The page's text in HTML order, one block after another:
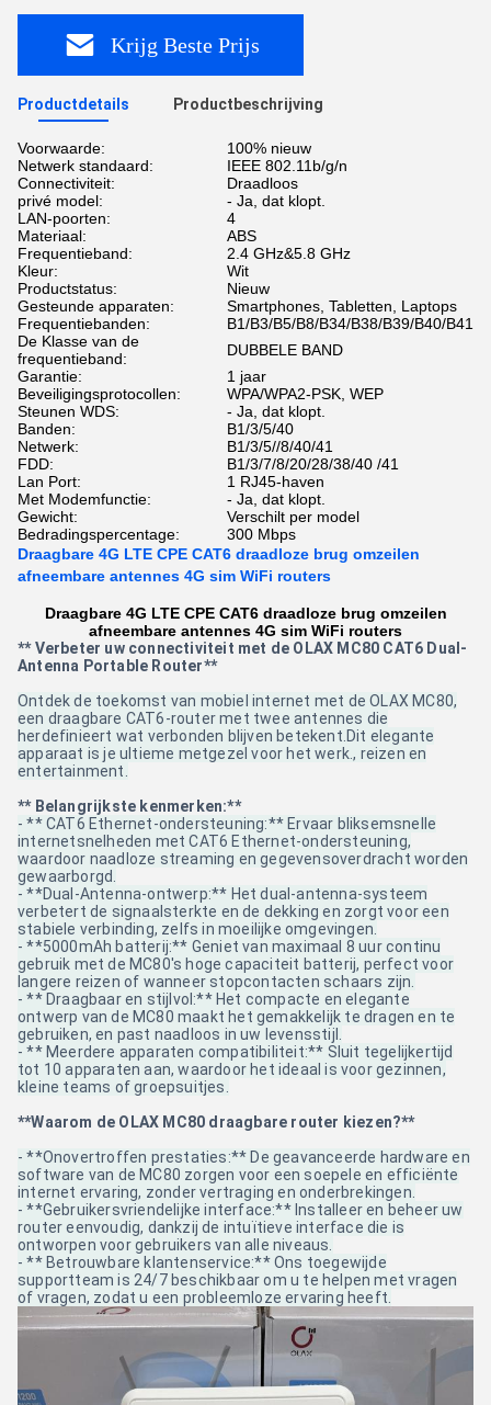
Krijg Beste Prijs
Productdetails Productbeschrijving
Voorwaarde:
100% nieuw
Netwerk standaard:
IEEE 802.11b/g/n
Connectiviteit:
Draadloos
privé model:
- Ja, dat klopt.
LAN-poorten:
4
Materiaal:
ABS
Frequentieband:
2.4 GHz&5.8 GHz
Kleur:
Wit
Productstatus:
Nieuw
Gesteunde apparaten:
Smartphones, Tabletten, Laptops
Frequentiebanden:
B1/B3/B5/B8/B34/B38/B39/B40/B41
De Klasse van de
frequentieband:
DUBBELE BAND
Garantie:
1 jaar
Beveiligingsprotocollen:
WPA/WPA2-PSK, WEP
Steunen WDS:
- Ja, dat klopt.
Banden:
B1/3/5/40
Netwerk:
B1/3/5//8/40/41
FDD:
B1/3/7/8/20/28/38/40 /41
Lan Port:
1 RJ45-haven
Met Modemfunctie:
- Ja, dat klopt.
Gewicht:
Verschilt per model
Bedradingspercentage:
300 Mbps
Draagbare 4G LTE CPE CAT6 draadloze brug omzeilen
afneembare antennes 4G sim WiFi routers
Draagbare 4G LTE CPE CAT6 draadloze brug omzeilen
afneembare antennes 4G sim WiFi routers
** Verbeter uw connectiviteit met de OLAX MC80 CAT6 Dual-
Antenna Portable Router**
Ontdek de toekomst van mobiel internet met de OLAX MC80,
een draagbare CAT6-router met twee antennes die
herdefinieert wat verbonden blijven betekent.Dit elegante
apparaat is je ultieme metgezel voor het werk., reizen en
entertainment.
** Belangrijkste kenmerken:**
- ** CAT6 Ethernet-ondersteuning:** Ervaar bliksemsnelle
internetsnelheden met CAT6 Ethernet-ondersteuning,
waardoor naadloze streaming en gegevensoverdracht worden
gewaarborgd.
- **Dual-Antenna-ontwerp:** Het dual-antenna-systeem
verbetert de signaalsterkte en de dekking en zorgt voor een
stabiele verbinding, zelfs in moeilijke omgevingen.
- **5000mAh batterij:** Geniet van maximaal 8 uur continu
gebruik met de MC80's hoge capaciteit batterij, perfect voor
langere reizen of wanneer stopcontacten schaars zijn.
- ** Draagbaar en stijlvol:** Het compacte en elegante
ontwerp van de MC80 maakt het gemakkelijk te dragen en te
gebruiken, en past naadloos in uw levensstijl.
- ** Meerdere apparaten compatibiliteit:** Sluit tegelijkertijd
tot 10 apparaten aan, waardoor het ideaal is voor gezinnen,
kleine teams of groepsuitjes.
**Waarom de OLAX MC80 draagbare router kiezen?**
- **Onovertroffen prestaties:** De geavanceerde hardware en
software van de MC80 zorgen voor een soepele en efficiënte
internet ervaring, zonder vertraging en onderbrekingen.
- **Gebruikersvriendelijke interface:** Installeer en beheer uw
router eenvoudig, dankzij de intuïtieve interface die is
ontworpen voor gebruikers van alle niveaus.
- ** Betrouwbare klantenservice:** Ons toegewijde
supportteam is 24/7 beschikbaar om u te helpen met vragen
of vragen, zodat u een probleemloze ervaring heeft.